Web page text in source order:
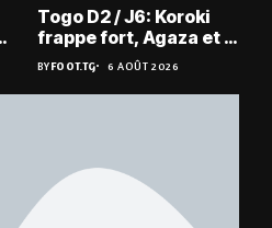
Togo D2 / J6: Koroki
frappe fort, Agaza et la
JCA assurent,
suspense avant Sara
FC – Doumbé FC
BYFOOT.TG 6 AOÛT 2026